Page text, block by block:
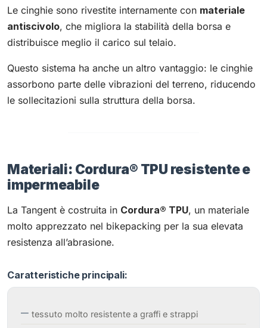
Le cinghie sono rivestite internamente con materiale
antiscivolo, che migliora la stabilità della borsa e
distribuisce meglio il carico sul telaio.
Questo sistema ha anche un altro vantaggio: le cinghie
assorbono parte delle vibrazioni del terreno, riducendo
le sollecitazioni sulla struttura della borsa.
Materiali: Cordura® TPU resistente e
impermeabile
La Tangent è costruita in Cordura® TPU, un materiale
molto apprezzato nel bikepacking per la sua elevata
resistenza all’abrasione.
Caratteristiche principali:
tessuto molto resistente a graffi e strappi